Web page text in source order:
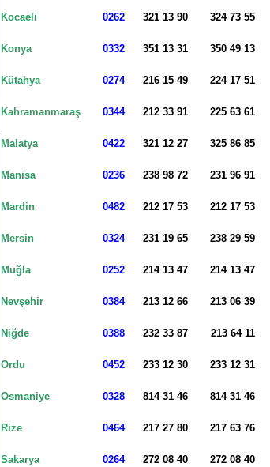
Kocaeli 0262 321 13 90 324 73 55
Konya 0332 351 13 31 350 49 13
Kütahya 0274 216 15 49 224 17 51
Kahramanmaraş 0344 212 33 91 225 63 61
Malatya 0422 321 12 27 325 86 85
Manisa 0236 238 98 72 231 96 91
Mardin 0482 212 17 53 212 17 53
Mersin 0324 231 19 65 238 29 59
Muğla 0252 214 13 47 214 13 47
Nevşehir 0384 213 12 66 213 06 39
Niğde 0388 232 33 87 213 64 11
Ordu 0452 233 12 30 233 12 31
Osmaniye 0328 814 31 46 814 31 46
Rize 0464 217 27 80 217 63 76
Sakarya 0264 272 08 40 272 08 40